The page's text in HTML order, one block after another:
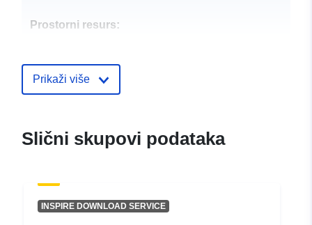
Prostorni resurs:
Prikaži više
Slični skupovi podataka
INSPIRE DOWNLOAD SERVICE